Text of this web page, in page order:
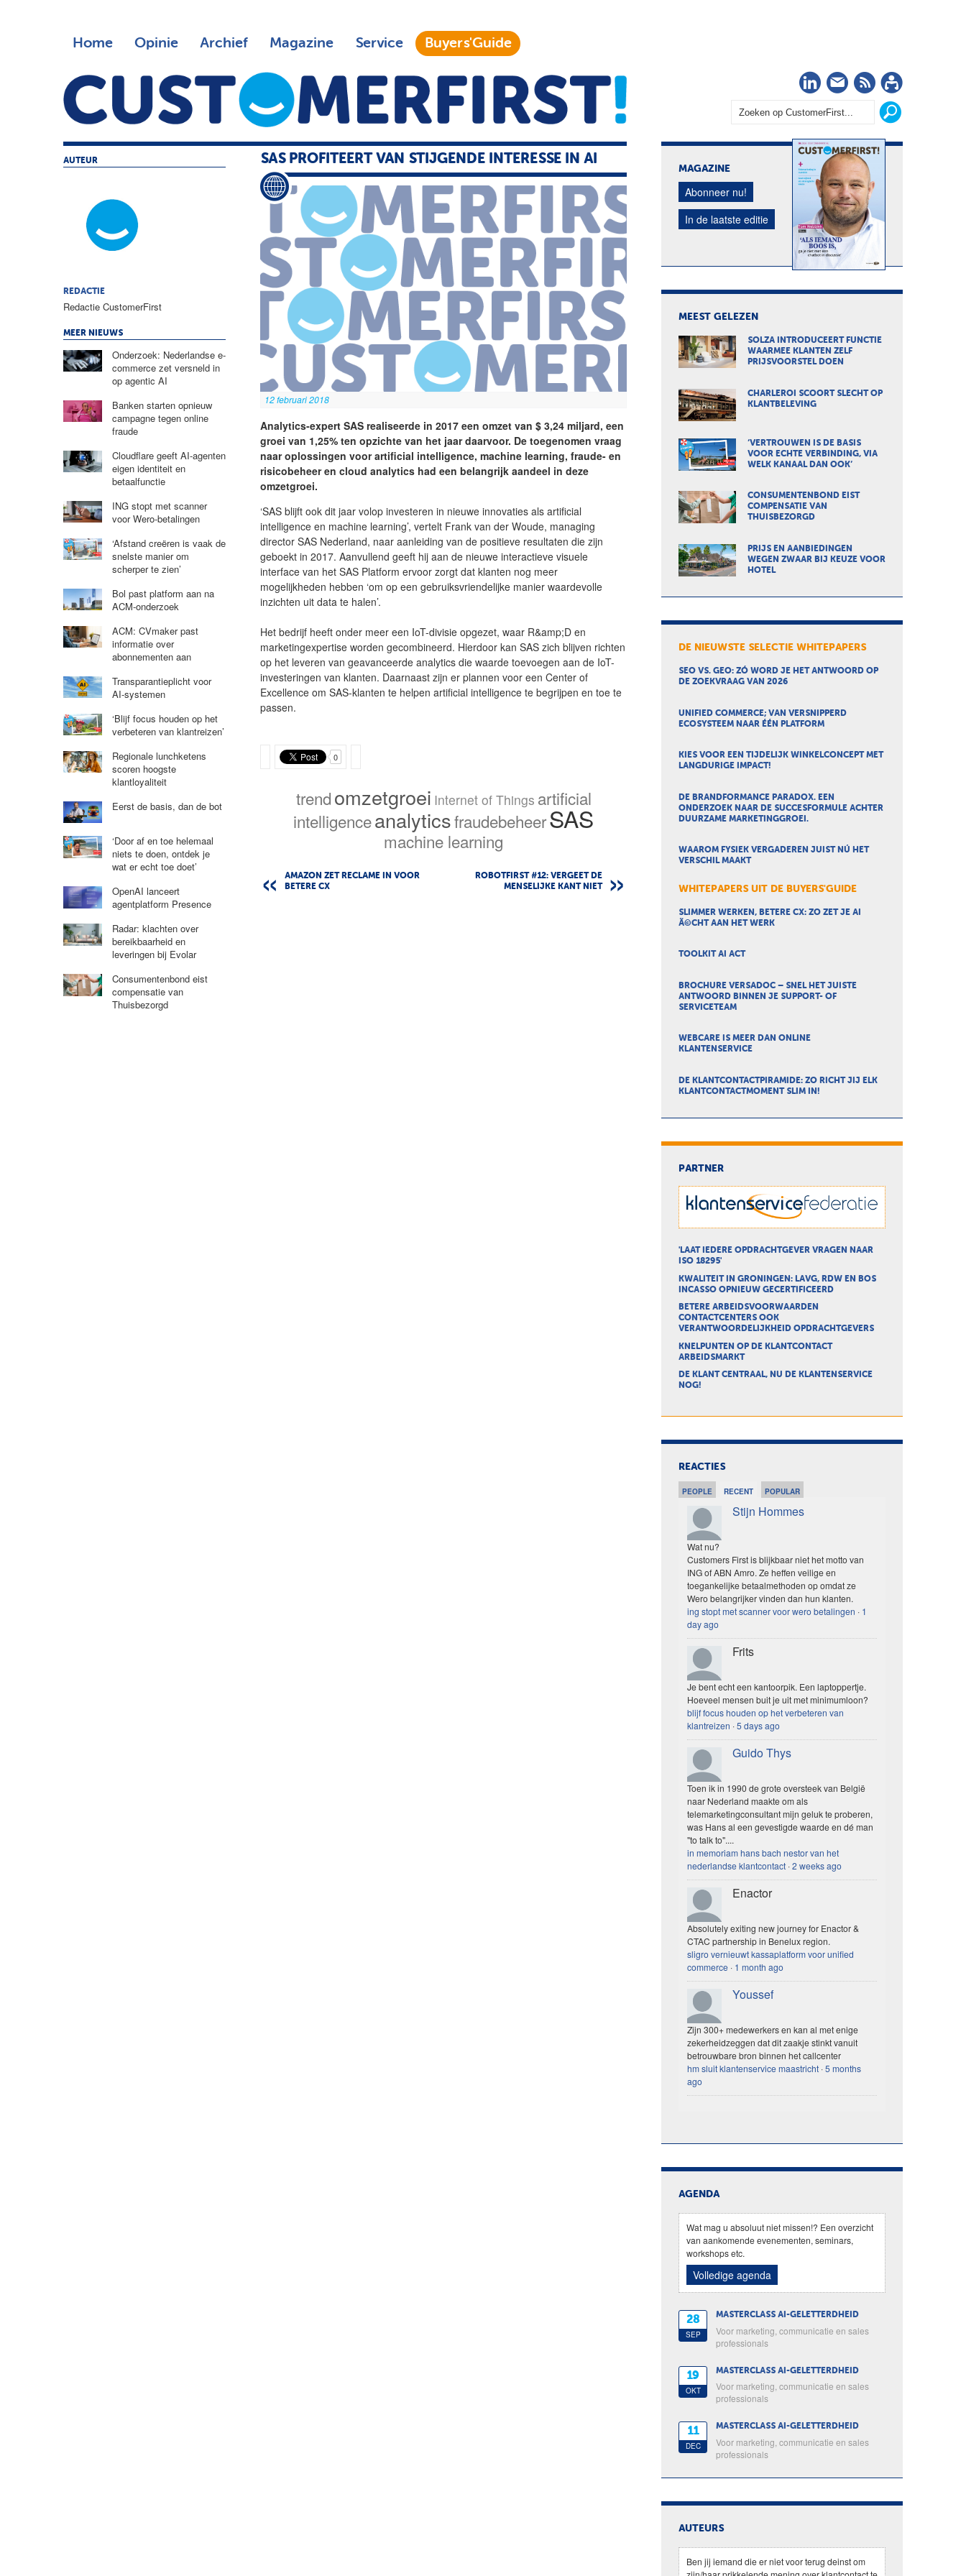
Home Opinie Archief Magazine Service Buyers'Guide
LinkedIn
Nieuwsbrief
RSS
SAS PROFITEERT VAN STIJGENDE INTERESSE IN AI
12 februari 2018
Analytics-expert SAS realiseerde in 2017 een omzet van $ 3,24 miljard, een
groei van 1,25% ten opzichte van het jaar daarvoor. De toegenomen vraag
naar oplossingen voor artificial intelligence, machine learning, fraude- en
risicobeheer en cloud analytics had een belangrijk aandeel in deze
omzetgroei.
‘SAS blijft ook dit jaar volop investeren in nieuwe innovaties als artificial
intelligence en machine learning’, vertelt Frank van der Woude, managing
director SAS Nederland, naar aanleiding van de positieve resultaten die zijn
geboekt in 2017. Aanvullend geeft hij aan de nieuwe interactieve visuele
interface van het SAS Platform ervoor zorgt dat klanten nog meer
mogelijkheden hebben ‘om op een gebruiksvriendelijke manier waardevolle
inzichten uit data te halen’.
Het bedrijf heeft onder meer een IoT-divisie opgezet, waar R&amp;D en
marketingexpertise worden gecombineerd. Hierdoor kan SAS zich blijven richten
op het leveren van geavanceerde analytics die waarde toevoegen aan de IoT-
investeringen van klanten. Daarnaast zijn er plannen voor een Center of
Excellence om SAS-klanten te helpen artificial intelligence te begrijpen en toe te
passen.
0
trendomzetgroei Internet of Things artificial
intelligenceanalyticsfraudebeheerSAS
machine learning
AMAZON ZET RECLAME IN VOOR
BETERE CX
ROBOTFIRST #12: VERGEET DE
MENSELIJKE KANT NIET
AUTEUR
REDACTIE
Redactie CustomerFirst
MEER NIEUWS
Onderzoek: Nederlandse e-
commerce zet versneld in
op agentic AI
Banken starten opnieuw
campagne tegen online
fraude
Cloudflare geeft AI-agenten
eigen identiteit en
betaalfunctie
ING stopt met scanner
voor Wero-betalingen
‘Afstand creëren is vaak de
snelste manier om
scherper te zien’
Bol past platform aan na
ACM-onderzoek
ACM: CVmaker past
informatie over
abonnementen aan
Transparantieplicht voor
AI-systemen
‘Blijf focus houden op het
verbeteren van klantreizen’
Regionale lunchketens
scoren hoogste
klantloyaliteit
Eerst de basis, dan de bot
‘Door af en toe helemaal
niets te doen, ontdek je
wat er echt toe doet’
OpenAI lanceert
agentplatform Presence
Radar: klachten over
bereikbaarheid en
leveringen bij Evolar
Consumentenbond eist
compensatie van
Thuisbezorgd
MAGAZINE
Abonneer nu!
In de laatste editie
MEEST GELEZEN
SOLZA INTRODUCEERT FUNCTIE
WAARMEE KLANTEN ZELF
PRIJSVOORSTEL DOEN
CHARLEROI SCOORT SLECHT OP
KLANTBELEVING
‘VERTROUWEN IS DE BASIS
VOOR ECHTE VERBINDING, VIA
WELK KANAAL DAN OOK’
CONSUMENTENBOND EIST
COMPENSATIE VAN
THUISBEZORGD
PRIJS EN AANBIEDINGEN
WEGEN ZWAAR BIJ KEUZE VOOR
HOTEL
DE NIEUWSTE SELECTIE WHITEPAPERS
SEO VS. GEO: ZÓ WORD JE HET ANTWOORD OP
DE ZOEKVRAAG VAN 2026
UNIFIED COMMERCE; VAN VERSNIPPERD
ECOSYSTEEM NAAR ÉÉN PLATFORM
KIES VOOR EEN TIJDELIJK WINKELCONCEPT MET
LANGDURIGE IMPACT!
DE BRANDFORMANCE PARADOX. EEN
ONDERZOEK NAAR DE SUCCESFORMULE ACHTER
DUURZAME MARKETINGGROEI.
WAAROM FYSIEK VERGADEREN JUIST NÚ HET
VERSCHIL MAAKT
WHITEPAPERS UIT DE BUYERS'GUIDE
SLIMMER WERKEN, BETERE CX: ZO ZET JE AI
Ã©CHT AAN HET WERK
TOOLKIT AI ACT
BROCHURE VERSADOC – SNEL HET JUISTE
ANTWOORD BINNEN JE SUPPORT- OF
SERVICETEAM
WEBCARE IS MEER DAN ONLINE
KLANTENSERVICE
DE KLANTCONTACTPIRAMIDE: ZO RICHT JIJ ELK
KLANTCONTACTMOMENT SLIM IN!
PARTNER
'LAAT IEDERE OPDRACHTGEVER VRAGEN NAAR
ISO 18295'
KWALITEIT IN GRONINGEN: LAVG, RDW EN BOS
INCASSO OPNIEUW GECERTIFICEERD
BETERE ARBEIDSVOORWAARDEN
CONTACTCENTERS OOK
VERANTWOORDELIJKHEID OPDRACHTGEVERS
KNELPUNTEN OP DE KLANTCONTACT
ARBEIDSMARKT
DE KLANT CENTRAAL, NU DE KLANTENSERVICE
NOG!
REACTIES
PEOPLE RECENT POPULAR
Stijn Hommes
Wat nu?
Customers First is blijkbaar niet het motto van
ING of ABN Amro. Ze heffen veilige en
toegankelijke betaalmethoden op omdat ze
Wero belangrijker vinden dan hun klanten.
ing stopt met scanner voor wero betalingen · 1
day ago
Frits
Je bent echt een kantoorpik. Een laptoppertje.
Hoeveel mensen buit je uit met minimumloon?
blijf focus houden op het verbeteren van
klantreizen ·5 days ago
Guido Thys
Toen ik in 1990 de grote oversteek van België
naar Nederland maakte om als
telemarketingconsultant mijn geluk te proberen,
was Hans al een gevestigde waarde en dé man
"to talk to"....
in memoriam hans bach nestor van het
nederlandse klantcontact ·2 weeks ago
Enactor
Absolutely exiting new journey for Enactor &
CTAC partnership in Benelux region.
sligro vernieuwt kassaplatform voor unified
commerce · 1 month ago
Youssef
Zijn 300+ medewerkers en kan al met enige
zekerheidzeggen dat dit zaakje stinkt vanuit
betrouwbare bron binnen het callcenter
hm sluit klantenservice maastricht ·5 months
ago
AGENDA
Wat mag u absoluut niet missen!? Een overzicht
van aankomende evenementen, seminars,
workshops etc.
Volledige agenda
28
SEP
MASTERCLASS AI-GELETTERDHEID
Voor marketing, communicatie en sales
professionals
19
OKT
MASTERCLASS AI-GELETTERDHEID
Voor marketing, communicatie en sales
professionals
11
DEC
MASTERCLASS AI-GELETTERDHEID
Voor marketing, communicatie en sales
professionals
AUTEURS
Ben jij iemand die er niet voor terug deinst om